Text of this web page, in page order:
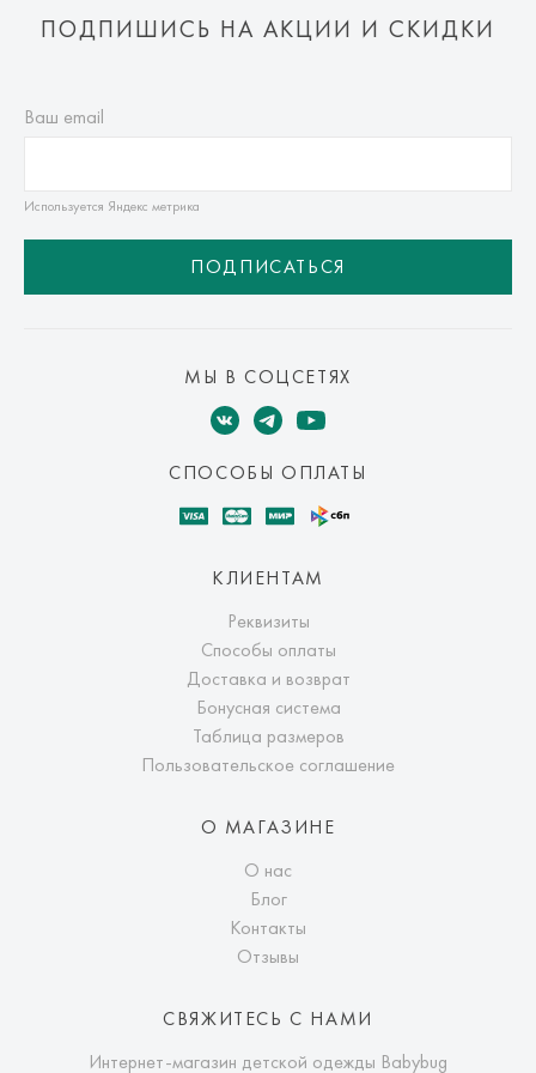
ПОДПИШИСЬ НА АКЦИИ И СКИДКИ
Ваш email
Используется Яндекс метрика
ПОДПИСАТЬСЯ
МЫ В СОЦСЕТЯХ
СПОСОБЫ ОПЛАТЫ
КЛИЕНТАМ
Реквизиты
Способы оплаты
Доставка и возврат
Бонусная система
Таблица размеров
Пользовательское соглашение
О МАГАЗИНЕ
О нас
Блог
Контакты
Отзывы
СВЯЖИТЕСЬ С НАМИ
Интернет-магазин детской одежды Babybug